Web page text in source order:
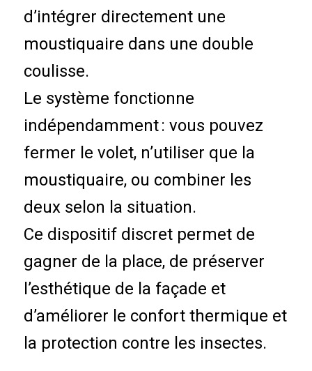
d’intégrer directement une
moustiquaire dans une double
coulisse.
Le système fonctionne
indépendamment : vous pouvez
fermer le volet, n’utiliser que la
moustiquaire, ou combiner les
deux selon la situation.
Ce dispositif discret permet de
gagner de la place, de préserver
l’esthétique de la façade et
d’améliorer le confort thermique et
la protection contre les insectes.